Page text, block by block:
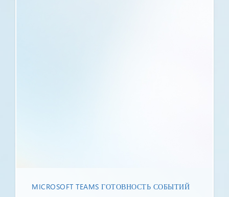
MICROSOFT TEAMS ГОТОВНОСТЬ СОБЫТИЙ